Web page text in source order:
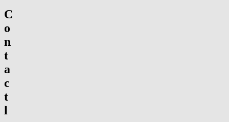
C
o
n
t
a
c
t
l